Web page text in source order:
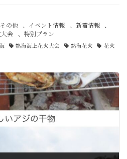
その他 、 イベント情報 、 新着情報 、
会 、 特別プラン
熱海海上花火大会 熱海花火 花火